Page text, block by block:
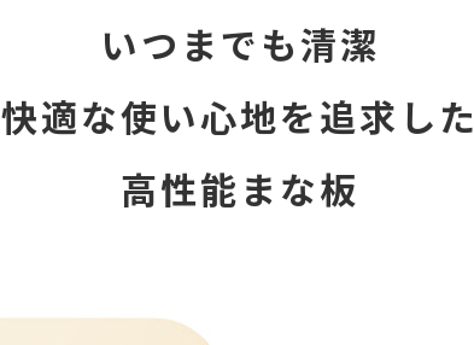
いつまでも清潔
快適な使い心地を追求した
高性能まな板